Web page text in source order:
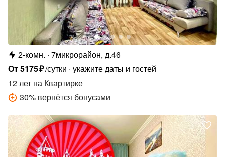
2-комн. 7микрорайон, д.46
От5175₽/сутки укажите даты и гостей
12 лет на Квартирке
30% вернётся бонусами